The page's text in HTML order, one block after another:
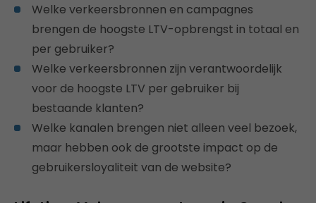
Welke verkeersbronnen en campagnes
brengen de hoogste LTV-opbrengst in totaal en
per gebruiker?
Welke verkeersbronnen zijn verantwoordelijk
voor de hoogste LTV per gebruiker bij
bestaande klanten?
Welke kanalen brengen niet alleen veel bezoek,
maar hebben ook de grootste impact op de
gebruikersloyaliteit van de website?